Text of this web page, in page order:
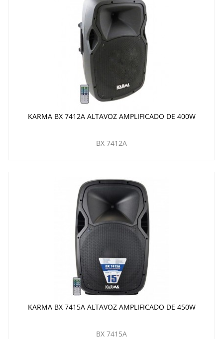
KARMA BX 7412A ALTAVOZ AMPLIFICADO DE 400W
BX 7412A
KARMA BX 7415A ALTAVOZ AMPLIFICADO DE 450W
BX 7415A